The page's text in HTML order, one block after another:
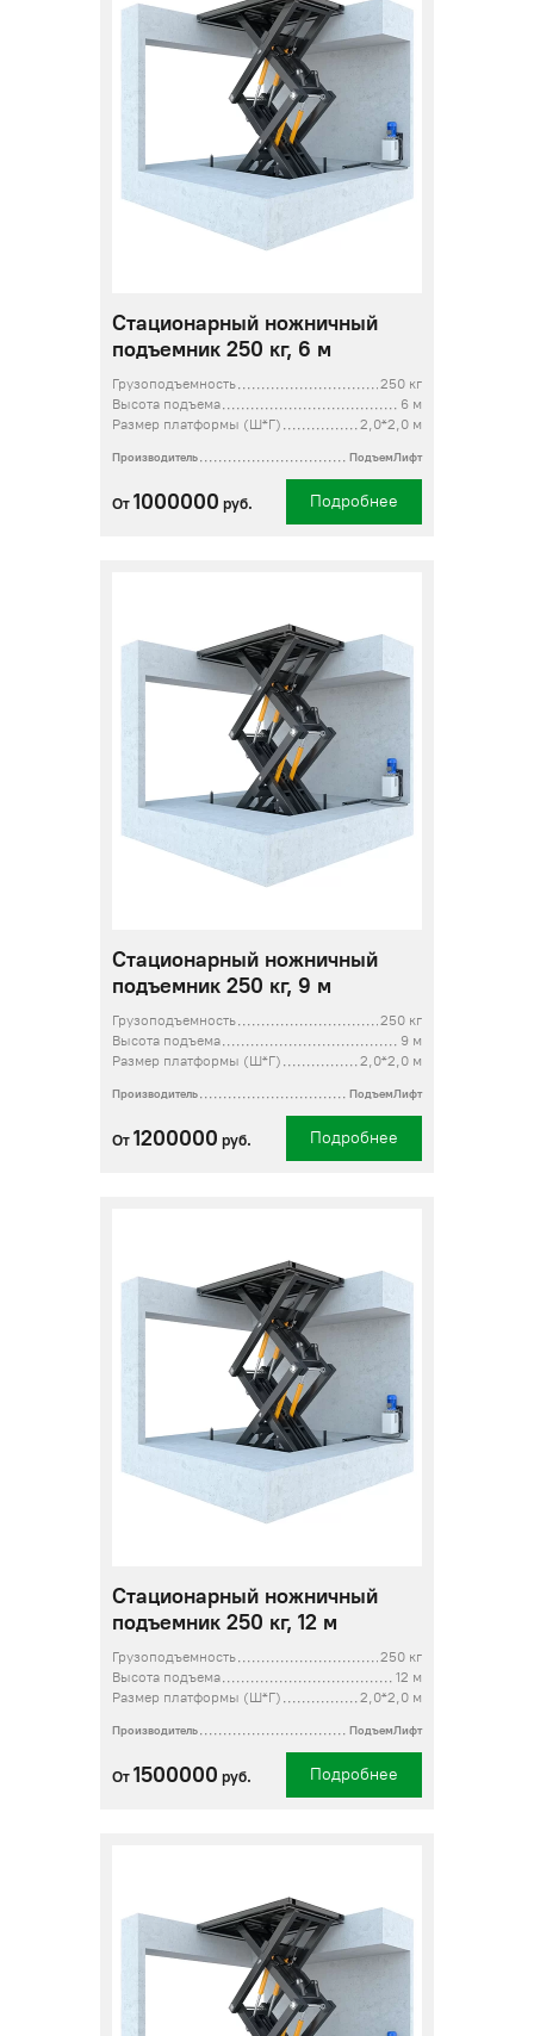
Стационарный ножничный
подъемник 250 кг, 6 м
Грузоподъемность
250 кг
Высота подъема
6 м
Размер платформы (Ш*Г)
2,0*2,0 м
Производитель ПодъемЛифт
От 1000000 руб. Подробнее
Стационарный ножничный
подъемник 250 кг, 9 м
Грузоподъемность
250 кг
Высота подъема
9 м
Размер платформы (Ш*Г)
2,0*2,0 м
Производитель ПодъемЛифт
От 1200000 руб. Подробнее
Стационарный ножничный
подъемник 250 кг, 12 м
Грузоподъемность
250 кг
Высота подъема
12 м
Размер платформы (Ш*Г)
2,0*2,0 м
Производитель ПодъемЛифт
От 1500000 руб. Подробнее